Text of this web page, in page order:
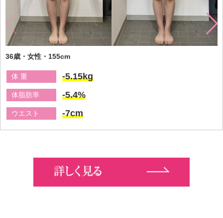
36歳・女性・155cm
体 重 -5.15kg
体脂肪率 -5.4%
ウエスト -7cm